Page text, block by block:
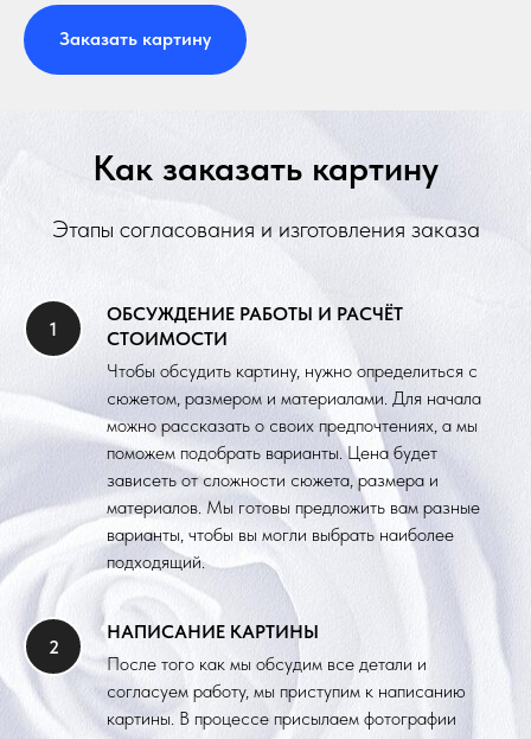
Заказать картину
Как заказать картину
Этапы согласования и изготовления заказа
ОБСУЖДЕНИЕ РАБОТЫ И РАСЧЁТ
СТОИМОСТИ
Чтобы обсудить картину, нужно определиться с
сюжетом, размером и материалами. Для начала
можно рассказать о своих предпочтениях, а мы
поможем подобрать варианты. Цена будет
зависеть от сложности сюжета, размера и
материалов. Мы готовы предложить вам разные
варианты, чтобы вы могли выбрать наиболее
подходящий.
НАПИСАНИЕ КАРТИНЫ
После того как мы обсудим все детали и
согласуем работу, мы приступим к написанию
картины. В процессе присылаем фотографии